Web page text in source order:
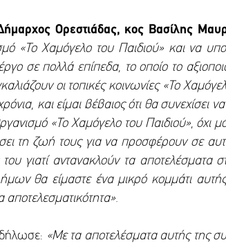
Ορεστιάδας, κος Βασίλης
«Το Χαμόγελο του Παιδιού» και να
σε πολλά επίπεδα, το οποίο το
οι τοπικές κοινωνίες «Το
και είμαι βέβαιος ότι θα συνεχίσει
«Το Χαμόγελο του Παιδιού», όχι
τη ζωή τους για να προσφέρουν σε
γιατί αντανακλούν τα αποτελέσματα
θα είμαστε ένα μικρό κομμάτι αυτής
αποτελεσματικότητα».
«Με τα αποτελέσματα αυτής της